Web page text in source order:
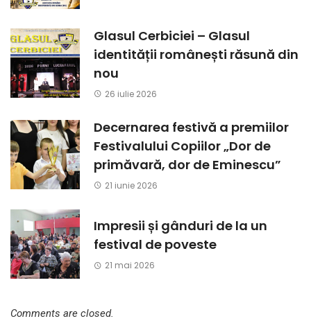
Glasul Cerbiciei – Glasul
identității românești răsună din
nou
26 iulie 2026
Decernarea festivă a premiilor
Festivalului Copiilor „Dor de
primăvară, dor de Eminescu”
21 iunie 2026
Impresii și gânduri de la un
festival de poveste
21 mai 2026
Comments are closed.